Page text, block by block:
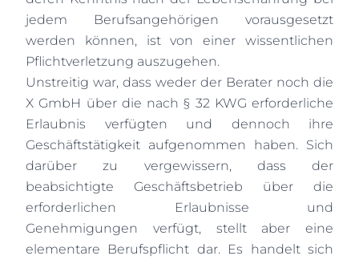
jedem Berufsangehörigen vorausgesetzt
werden können, ist von einer wissentlichen
Pflichtverletzung auszugehen.
Unstreitig war, dass weder der Berater noch die
X GmbH über die nach § 32 KWG erforderliche
Erlaubnis verfügten und dennoch ihre
Geschäftstätigkeit aufgenommen haben. Sich
darüber zu vergewissern, dass der
beabsichtigte Geschäftsbetrieb über die
erforderlichen Erlaubnisse und
Genehmigungen verfügt, stellt aber eine
elementare Berufspflicht dar. Es handelt sich